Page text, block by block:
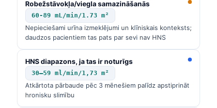
Robežstāvokļa/viegla samazināšanās
60-89 mL/min/1.73 m²
Nepieciešami urīna izmeklējumi un klīniskais konteksts;
daudzos pacientiem tas pats par sevi nav HNS
HNS diapazons, ja tas ir noturīgs
30–59 ml/min/1,73 m²
Atkārtota pārbaude pēc 3 mēnešiem palīdz apstiprināt
hronisku slimību